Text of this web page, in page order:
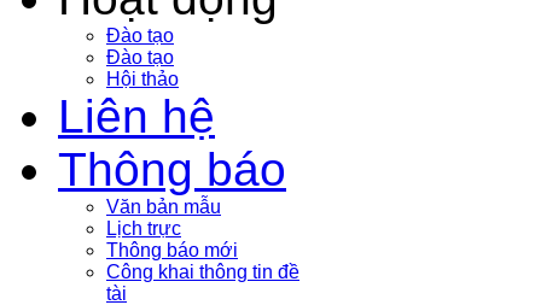
Đào tạo
Đào tạo
Hội thảo
Liên hệ
Thông báo
Văn bản mẫu
Lịch trực
Thông báo mới
Công khai thông tin đề
tài